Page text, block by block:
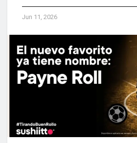
Jun 11, 2026